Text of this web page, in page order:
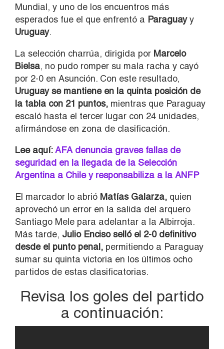
Mundial, y uno de los encuentros más
esperados fue el que enfrentó a Paraguayy
Uruguay.
La selección charrúa, dirigida por Marcelo
Bielsa, no pudo romper su mala racha y cayó
por 2-0 en Asunción. Con este resultado,
Uruguay se mantiene en la quinta posición de
la tabla con 21 puntos, mientras que Paraguay
escaló hasta el tercer lugar con 24 unidades,
afirmándose en zona de clasificación.
Lee aquí:AFA denuncia graves fallas de
seguridad en la llegada de la Selección
Argentina a Chile y responsabiliza a la ANFP
El marcador lo abrió Matías Galarza, quien
aprovechó un error en la salida del arquero
Santiago Mele para adelantar a la Albirroja.
Más tarde, Julio Enciso selló el 2-0 definitivo
desde el punto penal, permitiendo a Paraguay
sumar su quinta victoria en los últimos ocho
partidos de estas clasificatorias.
Revisa los goles del partido
a continuación: